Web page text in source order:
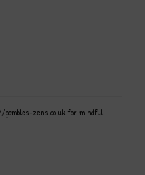
gambles-zens.co.uk for mindful